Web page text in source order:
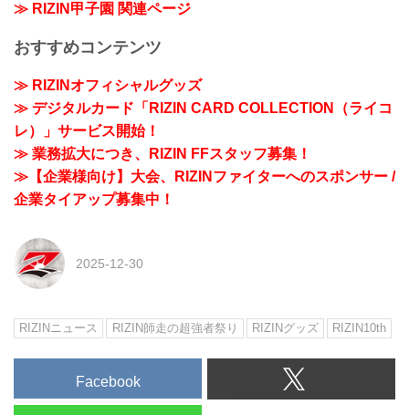
≫ RIZIN甲子園 関連ページ
おすすめコンテンツ
≫ RIZINオフィシャルグッズ
≫ デジタルカード「RIZIN CARD COLLECTION（ライコ
レ）」サービス開始！
≫ 業務拡大につき、RIZIN FFスタッフ募集！
≫【企業様向け】大会、RIZINファイターへのスポンサー /
企業タイアップ募集中！
2025-12-30
RIZINニュース RIZIN師走の超強者祭り RIZINグッズ RIZIN10th
Facebook